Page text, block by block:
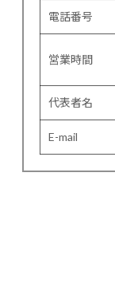
電話番号
営業時間
代表者名
E-mail